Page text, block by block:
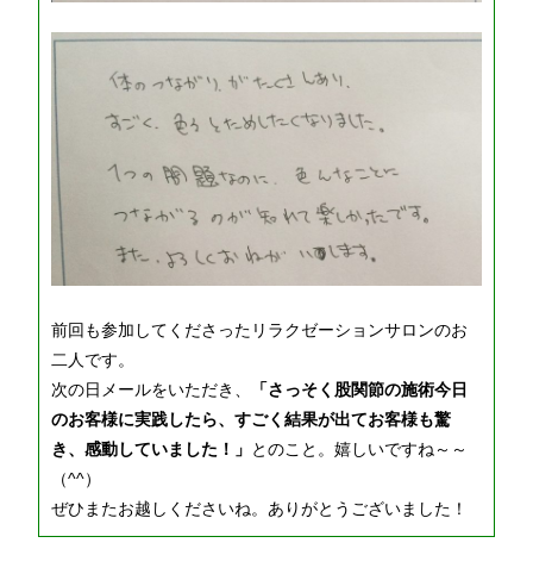
前回も参加してくださったリラクゼーションサロンのお
二人です。
次の日メールをいただき、
「さっそく股関節の施術今日
のお客様に実践したら、すごく結果が出てお客様も驚
き、感動していました！」 とのこと。嬉しいですね～～
（^^）
ぜひまたお越しくださいね。ありがとうございました！